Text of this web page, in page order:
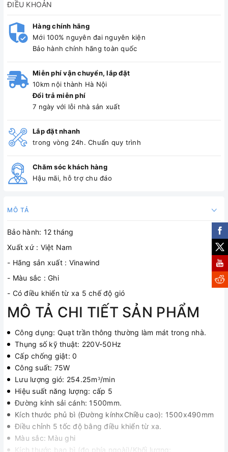
ĐIỀU KHOẢN
Hàng chính hãng
Mới 100% nguyên đai nguyên kiện
Bảo hành chính hãng toàn quốc
Miễn phí vận chuyển, lắp đặt
10km nội thành Hà Nội
Đổi trả miễn phí
7 ngày với lỗi nhà sản xuất
Lắp đặt nhanh
trong vòng 24h. Chuẩn quy trình
Chăm sóc khách hàng
Hậu mãi, hỗ trợ chu đáo
MÔ TẢ
Bảo hành: 12 tháng
Xuất xứ : Việt Nam
- Hãng sản xuất : Vinawind
- Màu sắc : Ghi
- Có điều khiển từ xa 5 chế độ gió
MÔ TẢ CHI TIẾT SẢN PHẨM
Công dụng: Quạt trần thông thường làm mát trong nhà.
Thụng số kỹ thuật: 220V-50Hz
Cấp chống giật: 0
Công suất: 75W
Lưu lượng gió: 254.25m 3/min
Hiệu suất năng lượng: cấp 5
Đường kính sải cánh: 1500mm.
Kích thước phủ bì (Đường kínhxChiều cao): 1500x490mm
Điều chỉnh 5 tốc độ bằng điều khiển từ xa.
Màu sắc: Màu ghi
Kích thước bao bì (đo phía ngoài)/Khối lượng: